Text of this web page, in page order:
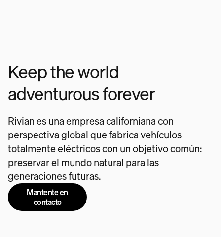
Keep the world
adventurous forever
Rivian es una empresa californiana con
perspectiva global que fabrica vehículos
totalmente eléctricos con un objetivo común:
preservar el mundo natural para las
generaciones futuras.
Mantente en
contacto